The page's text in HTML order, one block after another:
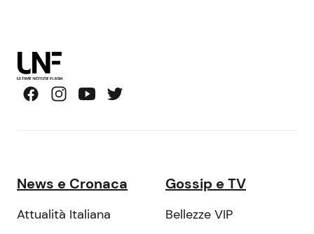
News e Cronaca
Attualità Italiana
Gossip e TV
Bellezze VIP